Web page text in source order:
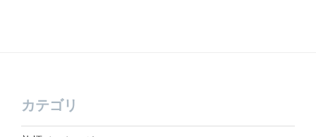
カテゴリ